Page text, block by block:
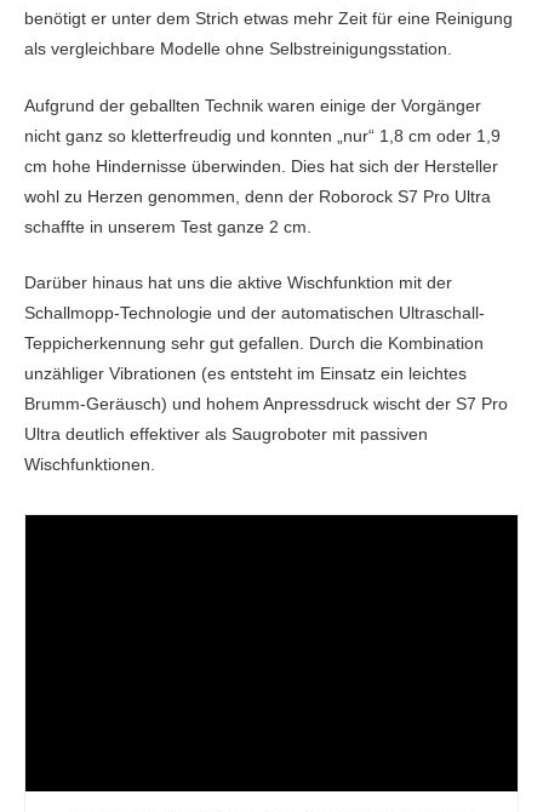
benötigt er unter dem Strich etwas mehr Zeit für eine Reinigung
als vergleichbare Modelle ohne Selbstreinigungsstation.
Aufgrund der geballten Technik waren einige der Vorgänger
nicht ganz so kletterfreudig und konnten „nur“ 1,8 cm oder 1,9
cm hohe Hindernisse überwinden. Dies hat sich der Hersteller
wohl zu Herzen genommen, denn der Roborock S7 Pro Ultra
schaffte in unserem Test ganze 2 cm.
Darüber hinaus hat uns die aktive Wischfunktion mit der
Schallmopp-Technologie und der automatischen Ultraschall-
Teppicherkennung sehr gut gefallen. Durch die Kombination
unzähliger Vibrationen (es entsteht im Einsatz ein leichtes
Brumm-Geräusch) und hohem Anpressdruck wischt der S7 Pro
Ultra deutlich effektiver als Saugroboter mit passiven
Wischfunktionen.